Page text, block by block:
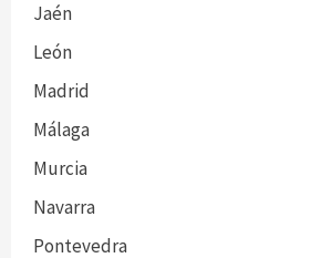
Jaén
León
Madrid
Málaga
Murcia
Navarra
Pontevedra